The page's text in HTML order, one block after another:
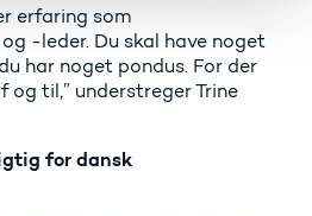
erfaring som
-leder. Du skal have noget
har noget pondus. For der
og til,” understreger Trine
for dansk